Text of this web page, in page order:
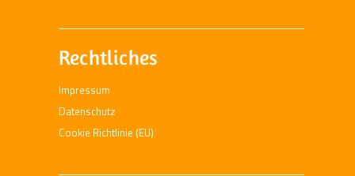
Rechtliches
Impressum
Datenschutz
Cookie Richtlinie (EU)